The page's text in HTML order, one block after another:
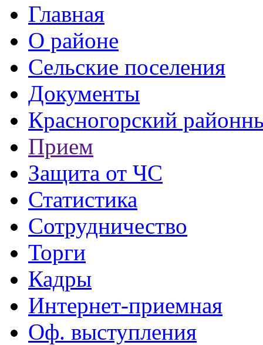
Главная
О районе
Сельские поселения
Документы
Красногорский
Прием
Защита от ЧС
Статистика
Сотрудничество
Торги
Кадры
Интернет-приемная
Оф. выступления